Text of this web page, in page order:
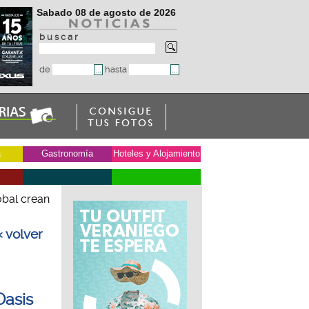
Sabado 08 de agosto de 2026
b u s c a r
de hasta
Gastronomía Hoteles y Alojamiento
crean
volver